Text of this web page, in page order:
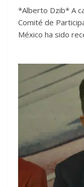
*Alberto Dzib* A
Comité de
México ha sido